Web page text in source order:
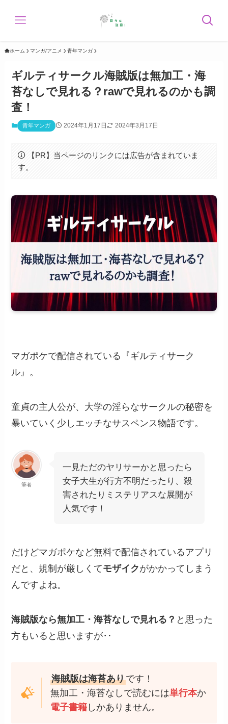
ホーム マンガ/アニメ 青年マンガ
ギルティサークル海賊版は無加工・海
苔なしで見れる？rawで見れるのかも調
査！
青年マンガ 2024年1月17日 2024年3月17日
【PR】当ページのリンクには広告が含まれていま
す。
マガポケで配信されている『ギルティサーク
ル』。
童貞の主人公が、大学の淫らなサークルの秘密を
暴いていく少しエッチなサスペンス物語です。
筆者
一見ただのヤリサーかと思ったら
女子大生が行方不明だったり、殺
害されたりミステリアスな展開が
人気です！
だけどマガポケなど無料で配信されているアプリ
だと、規制が厳しくてモザイクがかかってしまう
んですよね。
海賊版なら無加工・海苔なしで見れる？ と思った
方もいると思いますが‥
海賊版は海苔ありです！
無加工・海苔なしで読むには単行本か
電子書籍しかありません。